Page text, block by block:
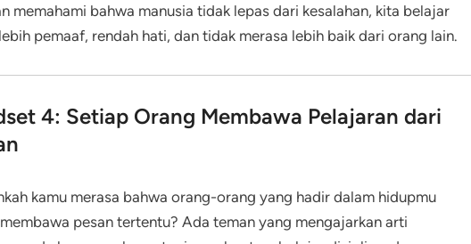
memahami bahwa manusia tidak lepas dari kesalahan, kita belajar
pemaaf, rendah hati, dan tidak merasa lebih baik dari orang lain.
4: Setiap Orang Membawa Pelajaran dari
kamu merasa bahwa orang-orang yang hadir dalam hidupmu
pesan tertentu? Ada teman yang mengajarkan arti